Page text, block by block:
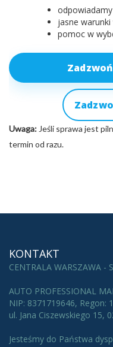
jasne warunki
pomoc w
Uwaga: Jeśli sprawa jest
termin od razu.
KONTAKT
CENTRALA WARSZAWA -
AUTO PROFESSIONAL
NIP: 8371719646, Regon:
ul. Jana Ciszewskiego 15,
Jesteśmy do Państwa